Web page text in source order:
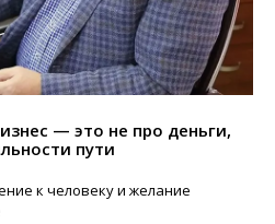
— это не про деньги,
пути
к человеку и желание